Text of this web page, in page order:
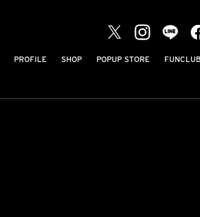
PROFILE SHOP POPUP STORE FUNCLUB